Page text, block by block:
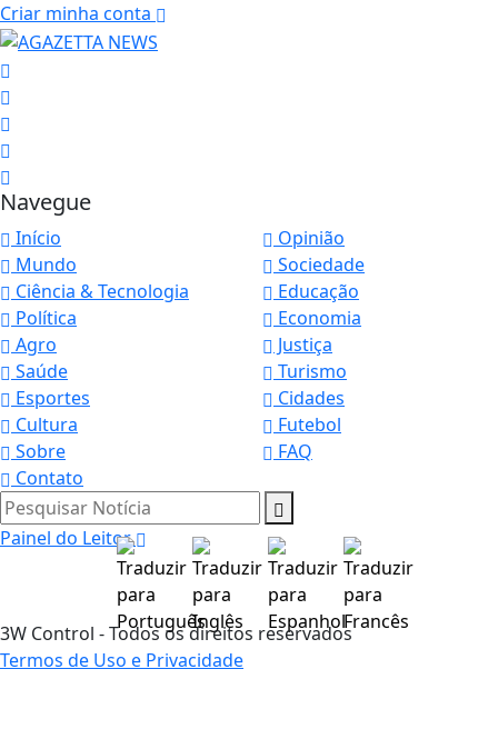
Criar minha conta
Navegue
Início
Opinião
Mundo
Sociedade
Ciência & Tecnologia
Educação
Política
Economia
Agro
Justiça
Saúde
Turismo
Esportes
Cidades
Cultura
Futebol
Sobre
FAQ
Contato
Pesquisar Notícia
Painel do Leitor
3W Control - Todos os direitos reservados
Termos de Uso e Privacidade
Termos de Uso e Privacidade